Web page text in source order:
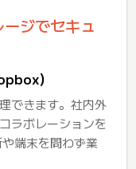
ジでセキュ
）
できます。社内外
ラボレーションを
端末を問わず業